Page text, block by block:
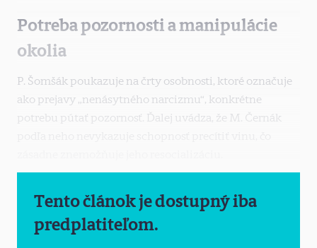
Potreba pozornosti a manipulácie
okolia
P. Šomšák poukazuje na črty osobnosti, ktoré označuje
ako prejavy „nenásytného narcizmu“, konkrétne
potrebu pútať pozornosť. Ďalej uvádza, že M. Černák
Tento článok je dostupný iba
predplatiteľom.